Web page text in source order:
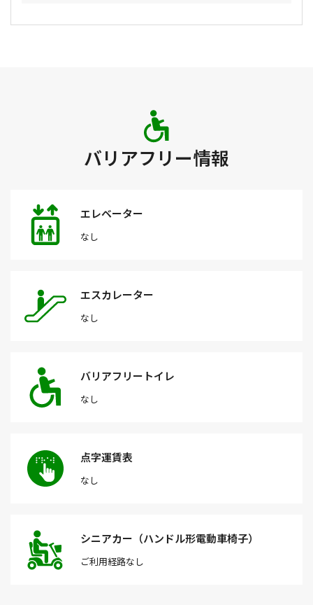
バリアフリー情報
エレベーター
なし
エスカレーター
なし
バリアフリートイレ
なし
点字運賃表
なし
シニアカー（ハンドル形電動車椅子）
ご利用経路なし